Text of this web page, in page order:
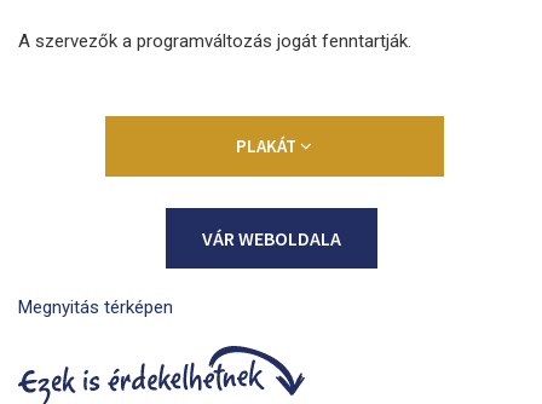
A szervezők a programváltozás jogát fenntartják.
PLAKÁT
VÁR WEBOLDALA
Megnyitás térképen